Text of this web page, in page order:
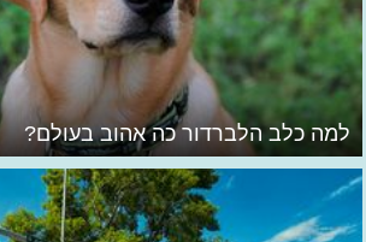
למה כלב הלברדור כה אהוב בעולם?